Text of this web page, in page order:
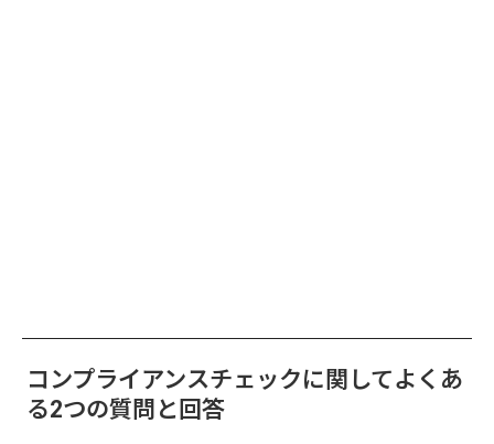
コンプライアンスチェックに関してよくあ
る2つの質問と回答